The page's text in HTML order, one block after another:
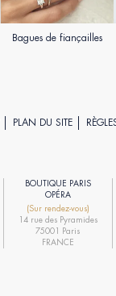
Bagues de fiançailles
PLAN DU SITE
BOUTIQUE PARIS
OPÉRA
(Sur rendez-vous)
14 rue des Pyramides
75001 Paris
FRANCE